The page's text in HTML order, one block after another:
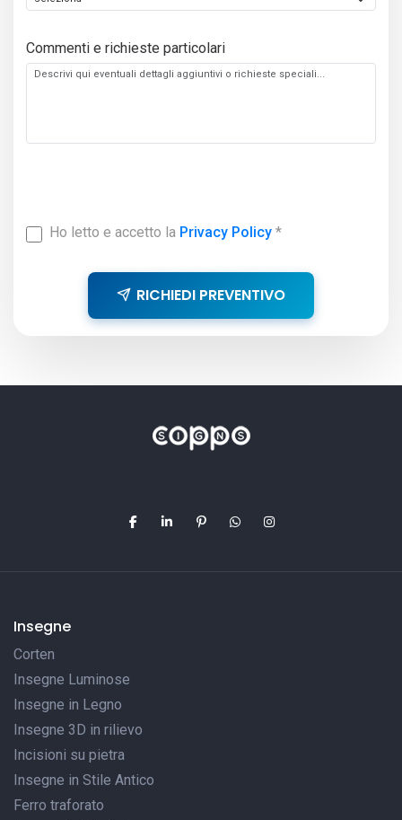
Commenti e richieste particolari
Ho letto e accetto la Privacy Policy*
RICHIEDI PREVENTIVO
Insegne
Corten
Insegne Luminose
Insegne in Legno
Insegne 3D in rilievo
Incisioni su pietra
Insegne in Stile Antico
Ferro traforato